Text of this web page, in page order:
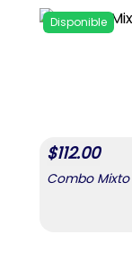
Disponible
$112.00
Combo Mixto